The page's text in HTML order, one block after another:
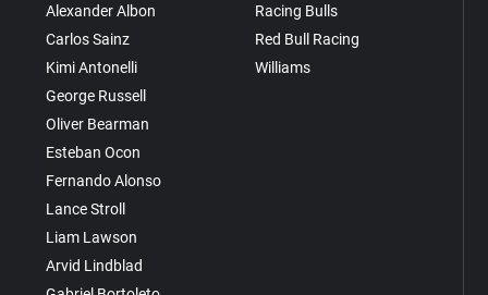
Alexander Albon
Carlos Sainz
Kimi Antonelli
George Russell
Oliver Bearman
Esteban Ocon
Fernando Alonso
Lance Stroll
Liam Lawson
Arvid Lindblad
Racing Bulls
Red Bull Racing
Williams